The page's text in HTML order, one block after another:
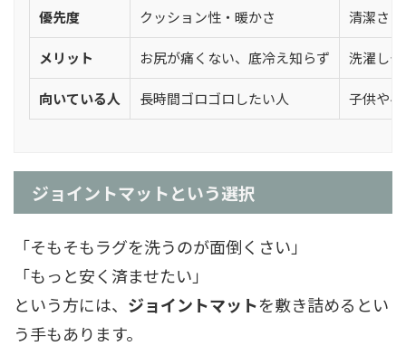
優先度 クッション性・暖かさ 清潔さ
メリット お尻が痛くない、底冷え知らず 洗濯し
向いている人 長時間ゴロゴロしたい人 子供や
ジョイントマットという選択
「そもそもラグを洗うのが面倒くさい」
「もっと安く済ませたい」
という方には、 ジョイントマットを敷き詰めるとい
う手もあります。